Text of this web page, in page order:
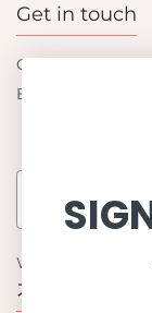
Get in touch
Contact us
Become a retailer
WHY CHOOSE
기능성과 품질,